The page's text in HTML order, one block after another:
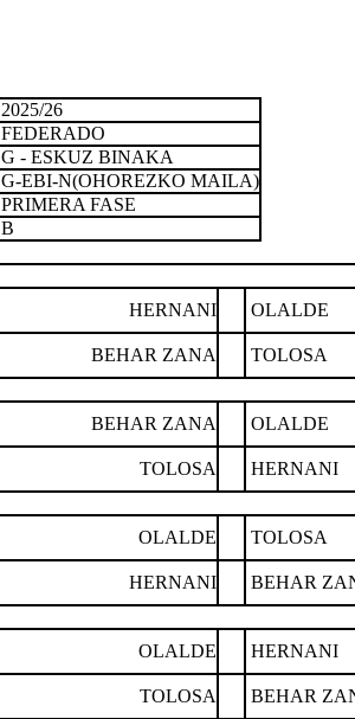
2025/26
FEDERADO
G - ESKUZ BINAKA
G-EBI-N(OHOREZKO MAILA)
PRIMERA FASE
B
HERNANI
OLALDE
BEHAR ZANA
TOLOSA
BEHAR ZANA
OLALDE
TOLOSA
HERNANI
OLALDE
TOLOSA
HERNANI
BEHAR
OLALDE
HERNANI
TOLOSA
BEHAR